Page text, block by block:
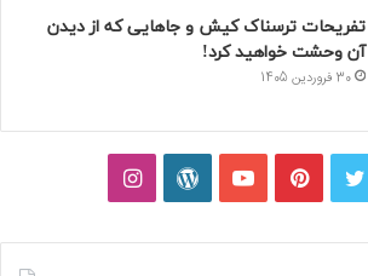
تفریحات ترسناک کیش و جاهایی که از دیدن
آن وحشت خواهید کرد!
30 فروردین 1405
توییترپینتریستیوتیوبوردپرساینستاگرام